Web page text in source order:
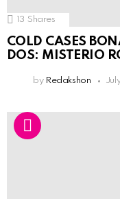
13 Shares
COLD CASES
DOS: MISTERIO
by Redakshon